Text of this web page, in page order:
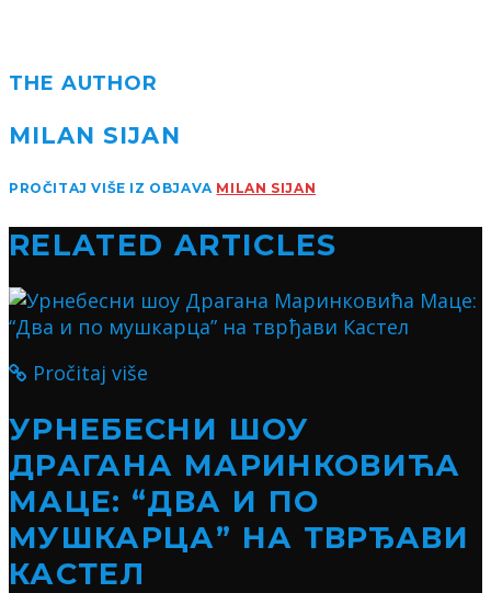
THE AUTHOR
MILAN SIJAN
PROČITAJ VIŠE IZ OBJAVA MILAN SIJAN
RELATED ARTICLES
Pročitaj više
УРНЕБЕСНИ ШОУ
ДРАГАНА МАРИНКОВИЋА
МАЦЕ: “ДВА И ПО
МУШКАРЦА” НА ТВРЂАВИ
КАСТЕЛ